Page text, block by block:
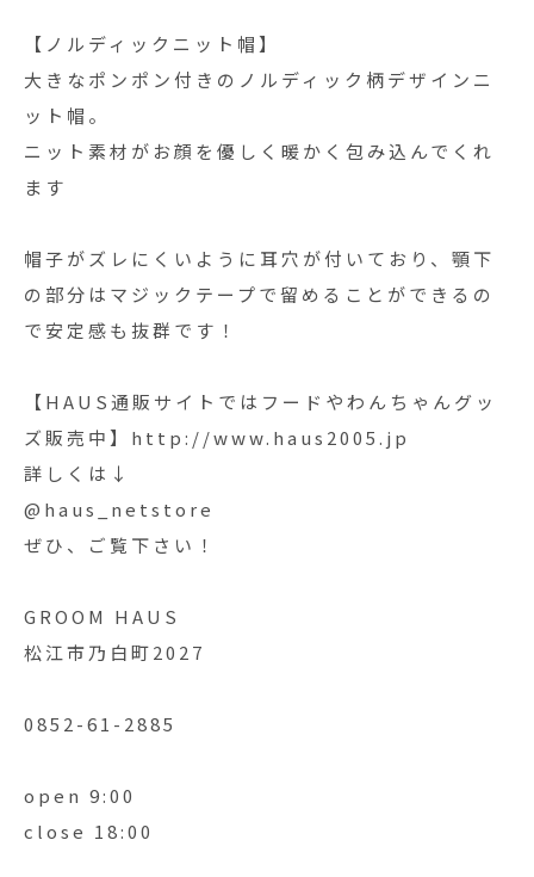
【ノルディックニット帽】
大きなポンポン付きのノルディック柄デザインニ
ット帽。
ニット素材がお顔を優しく暖かく包み込んでくれ
ます
帽子がズレにくいように耳穴が付いており、顎下
の部分はマジックテープで留めることができるの
で安定感も抜群です！
【HAUS通販サイトではフードやわんちゃんグッ
ズ販売中】http://www.haus2005.jp
詳しくは↓
@haus_netstore
ぜひ、ご覧下さい！
GROOM HAUS
松江市乃白町2027
0852-61-2885
open 9:00
close 18:00